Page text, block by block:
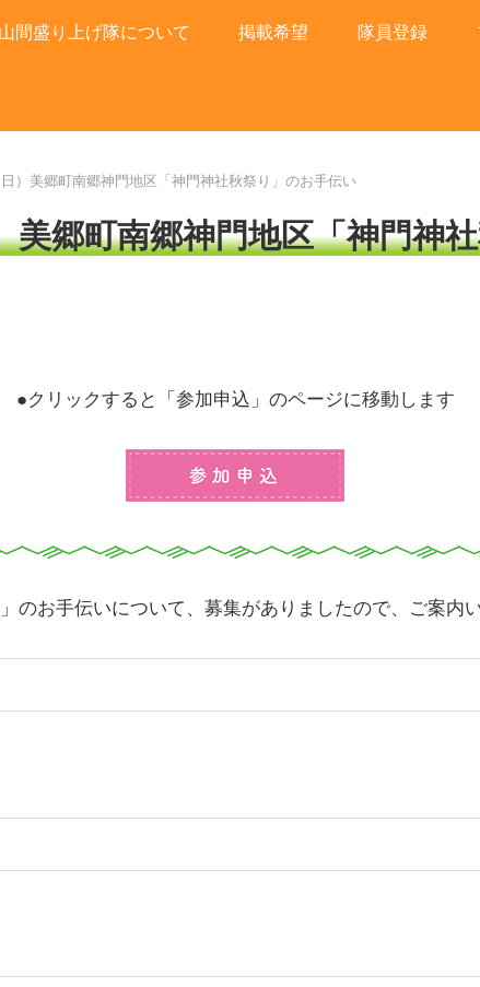
間盛り上げ隊について 掲載希望 隊員登録
）美郷町南郷神門地区「神門神社秋祭り」のお手伝い
美郷町南郷神門地区「神門神
●クリックすると「参加申込」のページに移動します
のお手伝いについて、募集がありましたので、ご案内